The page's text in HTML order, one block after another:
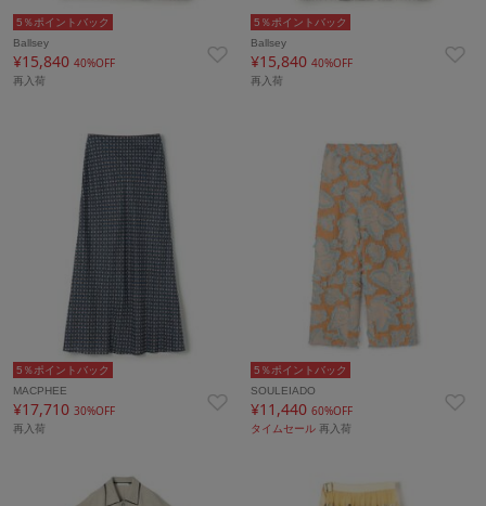
5％ポイントバック
Ballsey
¥15,840 40%OFF
再入荷
5％ポイントバック
Ballsey
¥15,84040%OFF
再入荷
5％ポイントバック
MACPHEE
¥17,710 30%OFF
再入荷
5％ポイントバック
SOULEIADO
¥11,44060%OFF
タイムセール再入荷